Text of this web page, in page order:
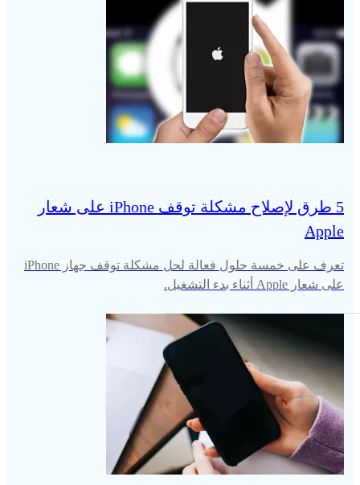
5 طرق لإصلاح مشكلة توقف iPhone على شعار
Apple
تعرف على خمسة حلول فعالة لحل مشكلة توقف جهاز iPhone
على شعار Apple أثناء بدء التشغيل.